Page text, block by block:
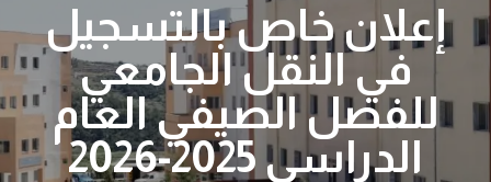
إعلان خاص بالتسجيل
في النقل الجامعي
للفصل الصيفي العام
الدراسي 2025-2026